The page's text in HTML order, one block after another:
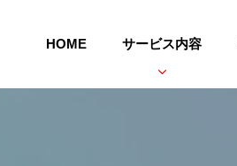
HOME サービス内容